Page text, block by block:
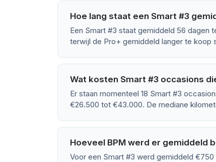
Hoe lang staat een Smart #3
Een Smart #3 staat gemiddeld 56 dagen
terwijl de Pro+ gemiddeld langer te koop
Wat kosten Smart #3 occasions
Er staan momenteel 18 Smart #3
€26.500 tot €43.000. De mediane
Hoeveel BPM werd er gemiddeld
Voor een Smart #3 werd gemiddeld